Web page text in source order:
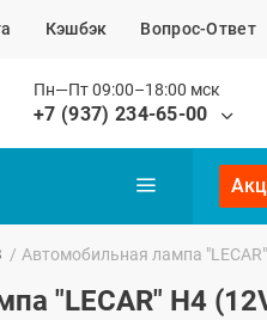
Кэшбэк Вопрос-Ответ
Пн—Пт 09:00–18:00 мск
+7 (937) 234-65-00
/ Автомобильная лампа
"LECAR" H4